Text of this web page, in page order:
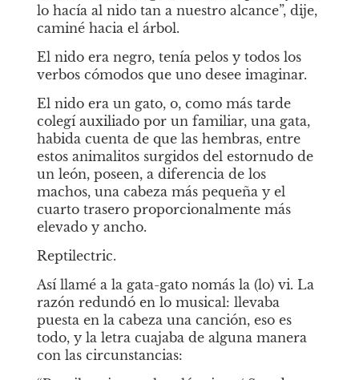
lo hacía al nido tan a nuestro alcance”, dije,
caminé hacia el árbol.
El nido era negro, tenía pelos y todos los
verbos cómodos que uno desee imaginar.
El nido era un gato, o, como más tarde
colegí auxiliado por un familiar, una gata,
habida cuenta de que las hembras, entre
estos animalitos surgidos del estornudo de
un león, poseen, a diferencia de los
machos, una cabeza más pequeña y el
cuarto trasero proporcionalmente más
elevado y ancho.
Reptilectric.
Así llamé a la gata-gato nomás la (lo) vi. La
razón redundó en lo musical: llevaba
puesta en la cabeza una canción, eso es
todo, y la letra cuajaba de alguna manera
con las circunstancias: